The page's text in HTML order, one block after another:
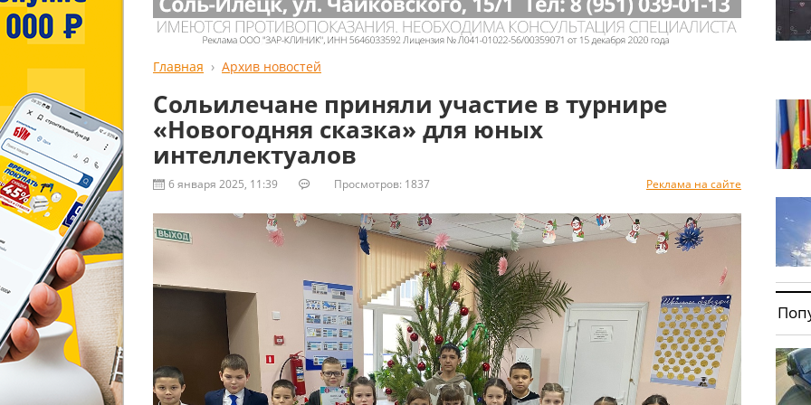
Главная Архив новостей
Сольилечане приняли участие в турнире
«Новогодняя сказка» для юных
интеллектуалов
6 января 2025, 11:39 Просмотров: 1837 Реклама на сайте